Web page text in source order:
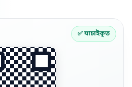
✅ যাচাইকৃত